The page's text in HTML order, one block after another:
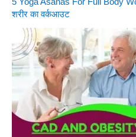
शरीर का वर्कआउट